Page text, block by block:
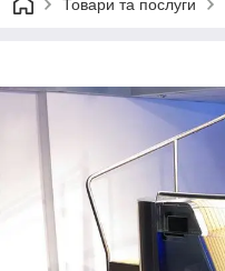
Товари та послуги